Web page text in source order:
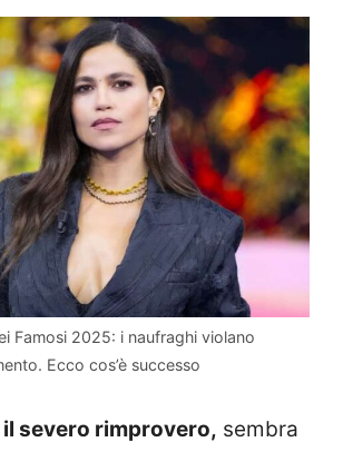
Famosi 2025: i naufraghi violano
Ecco cos’è successo
severo rimprovero, sembra